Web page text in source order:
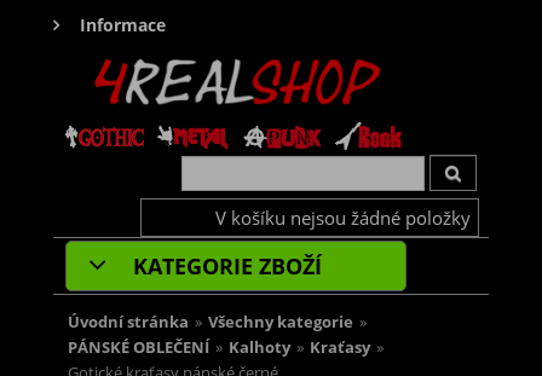
Informace
V košíku nejsou žádné položky
KATEGORIE ZBOŽÍ
Úvodní stránka » Všechny kategorie »
PÁNSKÉ OBLEČENÍ » Kalhoty » Kraťasy »